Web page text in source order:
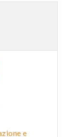
e